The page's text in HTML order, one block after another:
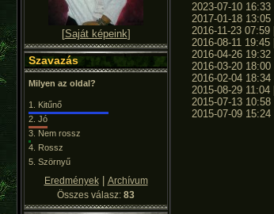
[Saját képeink]
Szavazás
Milyen az oldal?
1. Kitűnő
2. Jó
3. Nem rossz
4. Rossz
5. Szörnyű
Eredmények| Archívum
Összes válasz: 83
2023-07-10 16:33
2017-01-18 13:05
2016-11-23 07:59
2016-08-11 19:45
2016-04-26 19:32
2016-03-20 18:00
2016-02-04 18:34
2015-08-29 11:04
2015-07-13 10:58
2015-07-09 15:24